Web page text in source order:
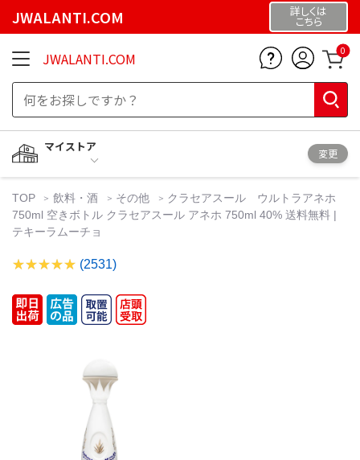
JWALANTI.COM 詳しくは
こちら
JWALANTI.COM 0
マイストア
変更
TOP 飲料・酒 その他
クラセアスール ウルトラアネホ
750ml 空きボトル クラセアスール アネホ 750ml 40% 送料無料 |
テキーラムーチョ
(2531)